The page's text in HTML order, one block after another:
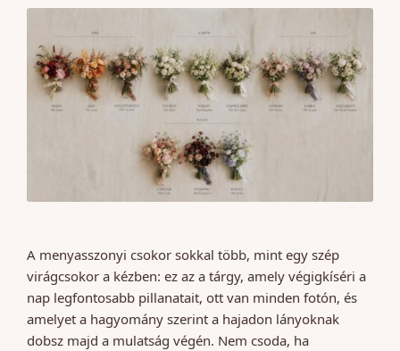
A menyasszonyi csokor sokkal több, mint egy szép
virágcsokor a kézben: ez az a tárgy, amely végigkíséri a
nap legfontosabb pillanatait, ott van minden fotón, és
amelyet a hagyomány szerint a hajadon lányoknak
dobsz majd a mulatság végén. Nem csoda, ha